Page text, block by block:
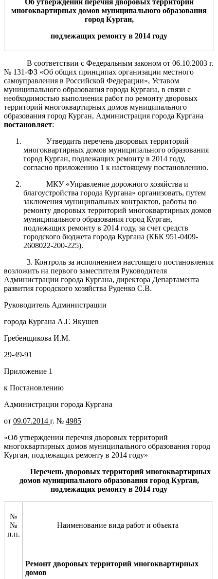
многоквартирных домов муниципального образования
городКурган,
подлежащих ремонту в 2014 году
В соответствии с Федеральным законом от 06.10.2003 г.
№ 131-ФЗ «Об общих принципах организации местного
самоуправления в Российской Федерации», Уставом
муниципального образования города Кургана, в связи с
необходимостью выполнения работ по ремонту дворовых
территорий многоквартирных домов муниципального
образования город Курган, Администрация города Кургана
постановляет:
Утвердить перечень дворовых территорий
многоквартирных домов муниципального образования
город Курган, подлежащих ремонту в 2014 году,
согласно приложению 1 к настоящему постановлению.
МКУ «Управление дорожного хозяйства и
благоустройства города Кургана» организовать, путем
заключения муниципальных контрактов, работы по
ремонту дворовых территорий многоквартирных домов
муниципального образования город Курган,
подлежащих ремонту в 2014 году, за счет средств
городского бюджета города Кургана (КБК 951-0409-
2608022-200-225).
3. Контроль за исполнением настоящего постановления
возложить на первого заместителя Руководителя
Администрации города Кургана, директора Департамента
развития городского хозяйства Руденко С.В.
Руководитель Администрации
города Кургана А.Г. Якушев
Гребенщикова И.М.
29-49-91
Приложение 1
к Постановлению
Администрации города Кургана
от 09.07.2014 г. № 4985
«Об утверждении перечня дворовых территорий
многоквартирных домов муниципального образования город
Курган, подлежащих ремонту в 2014 году»
Перечень дворовых территорий многоквартирных
домов муниципального образования город Курган,
подлежащих ремонту в 2014 году
№
№
п.п.
Наименование вида работ и объекта
Ремонт дворовых территорий многоквартирных
домов